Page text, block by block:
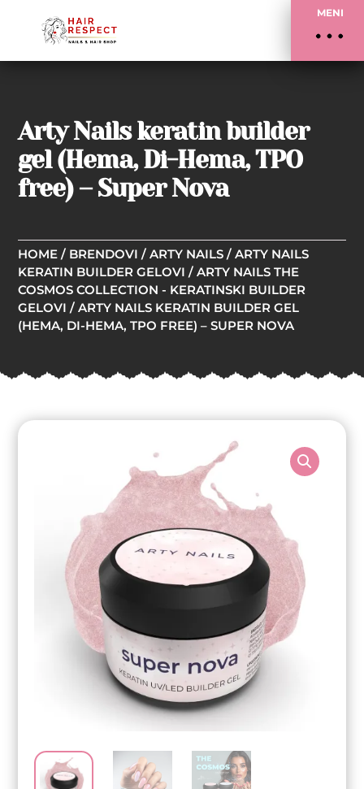
MENI
Arty Nails keratin builder
gel (Hema, Di-Hema, TPO
free) – Super Nova
HOME / BRENDOVI /ARTY NAILS /ARTY NAILS
KERATIN BUILDER GELOVI /ARTY NAILS THE
COSMOS COLLECTION - KERATINSKI BUILDER
GELOVI / ARTY NAILS KERATIN BUILDER GEL
(HEMA, DI-HEMA, TPO FREE) – SUPER NOVA